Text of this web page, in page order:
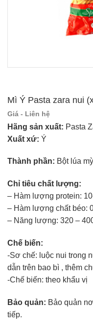
Mì Ý Pasta zara nui
Giá - Liên hệ
Hãng sản xuất: Pasta
Xuất xứ: Ý
Thành phần: Bột lúa
Chỉ tiêu chất lượng:
– Hàm lượng protein:
– Hàm lượng chất béo:
– Năng lượng: 320 –
Chế biến:
-Sơ chế: luộc nui trong
dẫn trên bao bì , thêm
-Chế biến: theo khẩu vị
Bảo quản: Bảo quản
tiếp.